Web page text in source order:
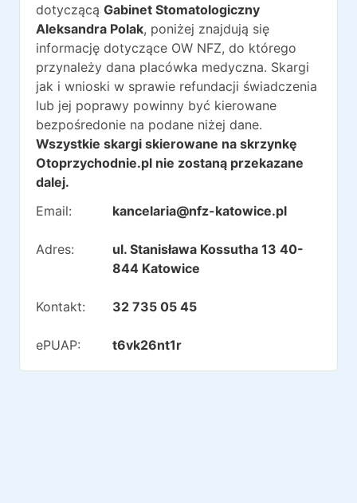
dotyczącą Gabinet Stomatologiczny
Aleksandra Polak, poniżej znajdują się
informację dotyczące OW NFZ, do którego
przynależy dana placówka medyczna. Skargi
jak i wnioski w sprawie refundacji świadczenia
lub jej poprawy powinny być kierowane
bezpośredonie na podane niżej dane.
Wszystkie skargi skierowane na skrzynkę
Otoprzychodnie.pl nie zostaną przekazane
dalej.
Email:
kancelaria@nfz-katowice.pl
Adres:
ul. Stanisława Kossutha 13 40-
844 Katowice
Kontakt: 32 735 05 45
ePUAP: t6vk26nt1r